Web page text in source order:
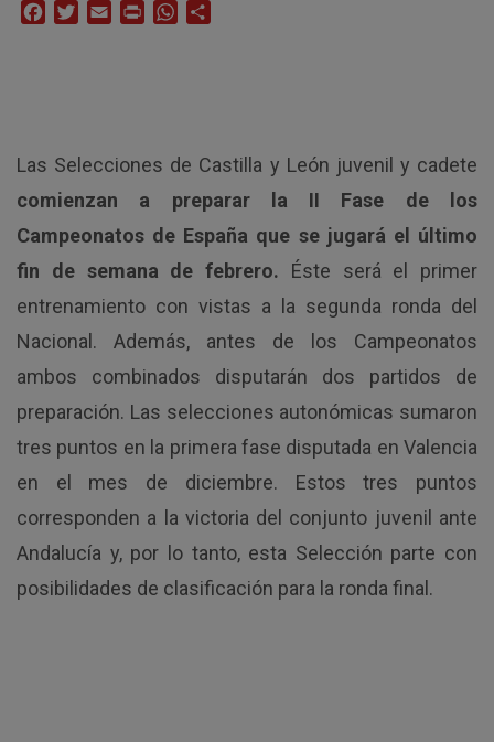
FacebookTwitterEmail Print WhatsApp
Las Selecciones de Castilla y León juvenil y cadete
comienzan a preparar la II Fase de los
Campeonatos de España que se jugará el último
fin de semana de febrero. Éste será el primer
entrenamiento con vistas a la segunda ronda del
Nacional. Además, antes de los Campeonatos
ambos combinados disputarán dos partidos de
preparación. Las selecciones autonómicas sumaron
tres puntos en la primera fase disputada en Valencia
en el mes de diciembre. Estos tres puntos
corresponden a la victoria del conjunto juvenil ante
Andalucía y, por lo tanto, esta Selección parte con
posibilidades de clasificación para la ronda final.